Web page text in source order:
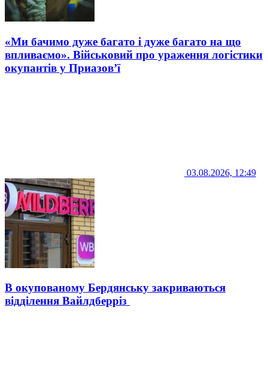
«Ми бачимо дуже багато і дуже багато на що
впливаємо». Військовий про ураження логістики
окупантів у Приазов’ї
03.08.2026, 12:49
В окупованому Бердянську закриваються
відділення Вайлдберріз